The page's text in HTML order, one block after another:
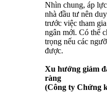
Nhìn chung, áp
nhà đầu tư nên
trước việc tham
ngân mới. Có thể
trọng nếu các
được.
Xu hướng giảm
ràng
(Công ty Chứng